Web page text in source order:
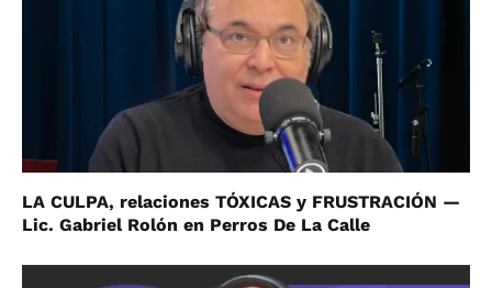
LA CULPA, relaciones TÓXICAS y FRUSTRACIÓN —
Lic. Gabriel Rolón en Perros De La Calle